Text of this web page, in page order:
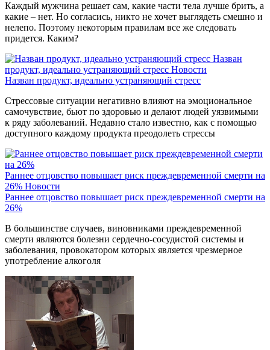
Каждый мужчина решает сам, какие части тела лучше брить, а
какие – нет. Но согласись, никто не хочет выглядеть смешно и
нелепо. Поэтому некоторым правилам все же следовать
придется. Каким?
Назван
продукт, идеально устраняющий стресс Новости
Назван продукт, идеально устраняющий стресс
Стрессовые ситуации негативно влияют на эмоциональное
самочувствие, бьют по здоровью и делают людей уязвимыми
к ряду заболеваний. Недавно стало известно, как с помощью
доступного каждому продукта преодолеть стрессы
Раннее отцовство повышает риск преждевременной смерти на
26% Новости
Раннее отцовство повышает риск преждевременной смерти на
26%
В большинстве случаев, виновниками преждевременной
смерти являются болезни сердечно-сосудистой системы и
заболевания, провокатором которых является чрезмерное
употребление алкоголя